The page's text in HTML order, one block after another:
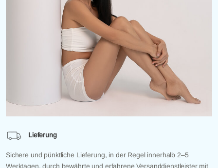
Lieferung
Sichere und pünktliche Lieferung, in der Regel innerhalb 2–5
Werktagen, durch bewährte und erfahrene Versanddienstleister mit